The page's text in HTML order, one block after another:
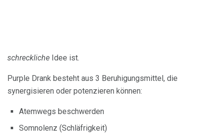
schreckliche Idee ist.
Purple Drank besteht aus 3 Beruhigungsmittel, die
synergisieren oder potenzieren können:
Atemwegs beschwerden
Somnolenz (Schläfrigkeit)